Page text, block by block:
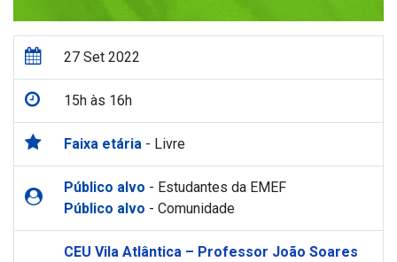
27 Set 2022
15h às 16h
Faixa etária - Livre
Público alvo - Estudantes da EMEF
Público alvo - Comunidade
CEU Vila Atlântica – Professor João Soares